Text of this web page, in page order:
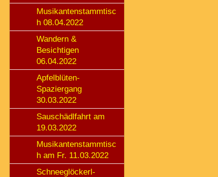
Musikantenstammtisc
h 08.04.2022
Wandern &
Besichtigen
06.04.2022
Apfelblüten-
Spaziergang
30.03.2022
Sauschädlfahrt am
19.03.2022
Musikantenstammtisc
h am Fr. 11.03.2022
Schneeglöckerl-